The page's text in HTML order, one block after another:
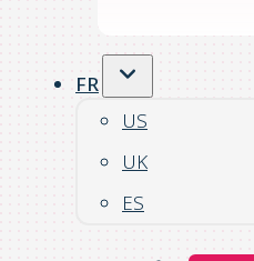
FR
US
UK
ES